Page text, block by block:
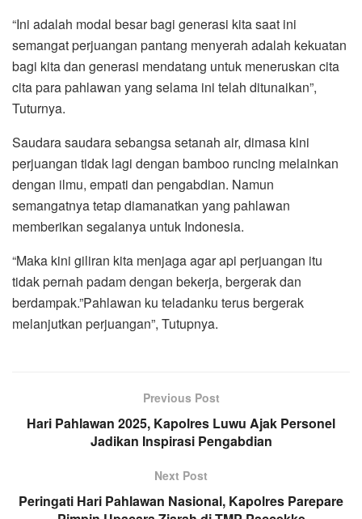
“Ini adalah modal besar bagi generasi kita saat ini
semangat perjuangan pantang menyerah adalah kekuatan
bagi kita dan generasi mendatang untuk meneruskan cita
cita para pahlawan yang selama ini telah ditunaikan”,
Tuturnya.
Saudara saudara sebangsa setanah air, dimasa kini
perjuangan tidak lagi dengan bamboo runcing melainkan
dengan ilmu, empati dan pengabdian. Namun
semangatnya tetap diamanatkan yang pahlawan
memberikan segalanya untuk Indonesia.
“Maka kini giliran kita menjaga agar api perjuangan itu
tidak pernah padam dengan bekerja, bergerak dan
berdampak.”Pahlawan ku teladanku terus bergerak
melanjutkan perjuangan”, Tutupnya.
Previous Post
Hari Pahlawan 2025, Kapolres Luwu Ajak Personel
Jadikan Inspirasi Pengabdian
Next Post
Peringati Hari Pahlawan Nasional, Kapolres Parepare